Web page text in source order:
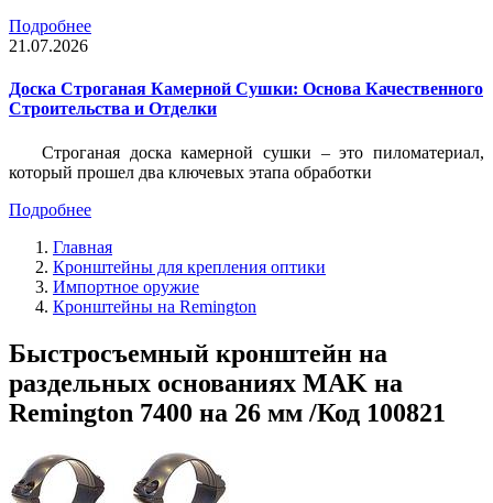
Подробнее
21.07.2026
Доска Строганая Камерной Сушки: Основа Качественного
Строительства и Отделки
Строганая доска камерной сушки – это пиломатериал,
который прошел два ключевых этапа обработки
Подробнее
Главная
Кронштейны для крепления оптики
Импортное оружие
Кронштейны на Remington
Быстросъемный кронштейн на
раздельных основаниях MAK на
Remington 7400 на 26 мм /Код 100821